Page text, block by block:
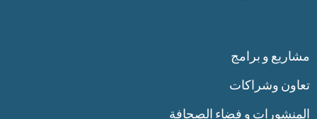
مشاريع و برامج
تعاون وشراكات
المنشورات و فضاء الصحافة